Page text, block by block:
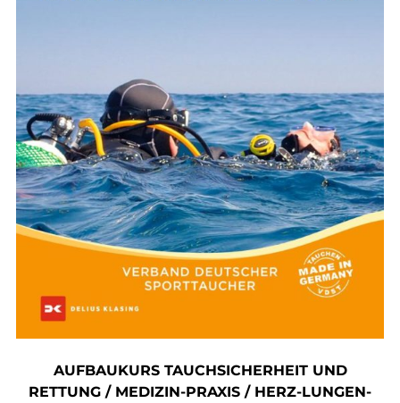
AUFBAUKURS TAUCHSICHERHEIT UND
RETTUNG / MEDIZIN-PRAXIS / HERZ-LUNGEN-